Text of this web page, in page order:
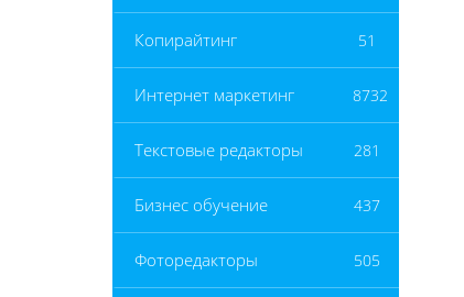
Копирайтинг 51
Интернет маркетинг 8732
Текстовые редакторы 281
Бизнес обучение 437
Фоторедакторы 505